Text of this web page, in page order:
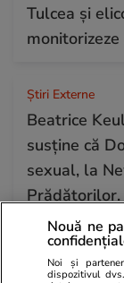
Tulcea și
monitorizeze
Știri Externe
Beatrice
susține că
sexual, la
Prădătorilor.
timpul.
Știri România
Nouă ne
Noi și
dispozitivul